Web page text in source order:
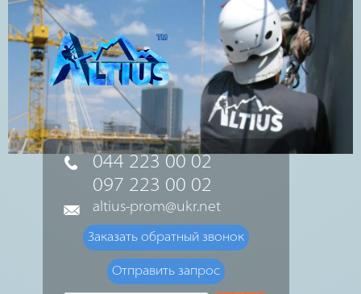
044 223 00 02
097 223 00 02
altius-prom@ukr.net
Заказать обратный звонок
Отправить запрос